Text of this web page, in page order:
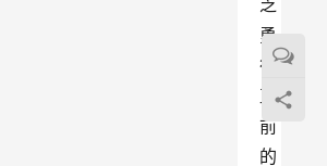
乏
勇
往
直
前
的